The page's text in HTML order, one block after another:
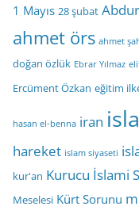
1 Mayıs 28 şubat
ahmet örs ahmet
doğan özlük Ebrar Yılmaz
Ercüment Özkan eğitim
hasan el-benna iran
hareket islam siyaseti
kur'an Kurucu İslami
Meselesi Kürt Sorunu